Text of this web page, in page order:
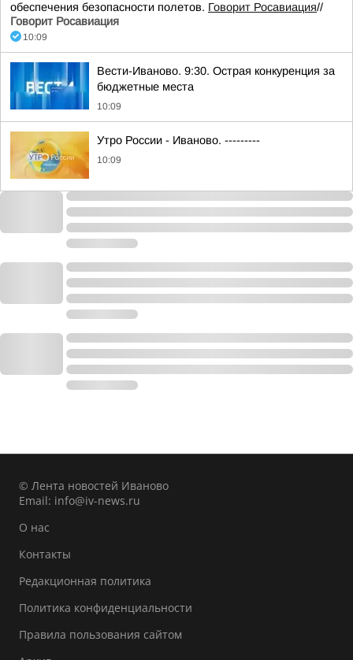
обеспечения безопасности полетов. Говорит Росавиация//
Говорит Росавиация
10:09
Вести-Иваново. 9:30. Острая конкуренция за
бюджетные места
10:09
Утро России - Иваново. ---------
10:09
© Лента новостей Иваново
Email: info@iv-news.ru
О нас
Контакты
Редакционная политика
Политика конфиденциальности
Правила пользования сайтом